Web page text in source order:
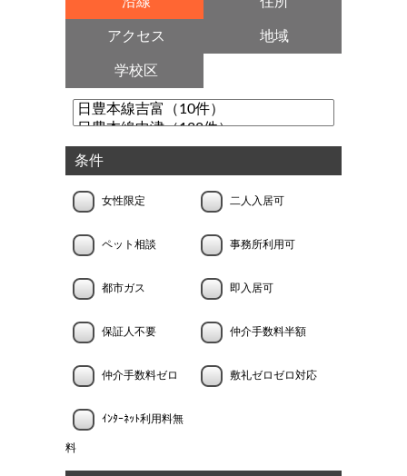
アクセス 地域
学校区
条件
女性限定 二人入居可
ペット相談 事務所利用可
都市ガス 即入居可
保証人不要 仲介手数料半額
仲介手数料ゼロ 敷礼ゼロゼロ対応
ｲﾝﾀｰﾈｯﾄ利用料無
料